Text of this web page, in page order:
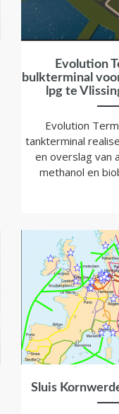
Evolution
bulkterminal
lpg te
Evolution
tankterminal
en overslag van
methanol en
Sluis